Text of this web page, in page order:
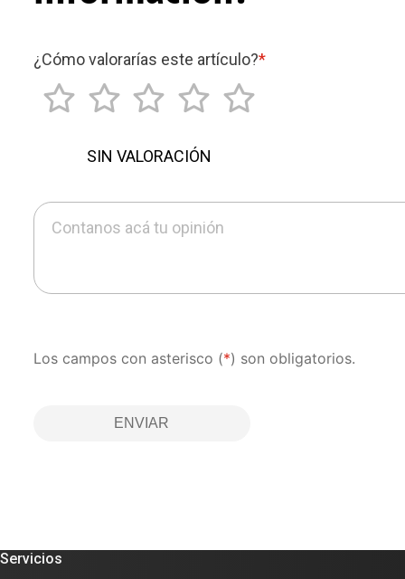
¿Cómo valorarías este artículo?*
SIN VALORACIÓN
Contanos acá tu opinión
Los campos con asterisco (*) son obligatorios.
ENVIAR
Servicios